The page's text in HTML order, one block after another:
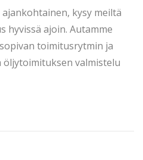
kysy meiltä
hyvissä ajoin. Autamme
toimitusrytmin ja
valmistelu